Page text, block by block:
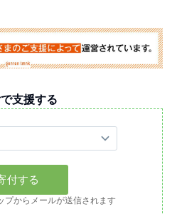
支援する
プからメールが送信されます